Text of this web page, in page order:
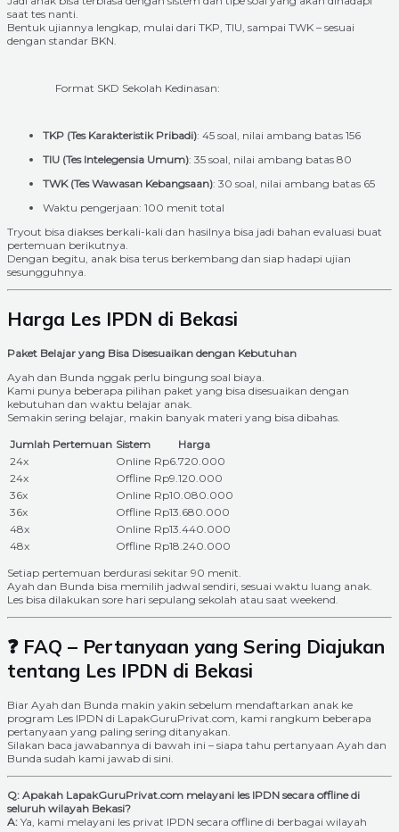
saat tes nanti.
Bentuk ujiannya lengkap, mulai dari TKP, TIU, sampai TWK – sesuai
dengan standar BKN.
Format SKD Sekolah Kedinasan:
TKP (Tes Karakteristik Pribadi): 45 soal, nilai ambang batas 156
TIU (Tes Intelegensia Umum): 35 soal, nilai ambang batas 80
TWK (Tes Wawasan Kebangsaan): 30 soal, nilai ambang batas 65
Waktu pengerjaan: 100 menit total
Tryout bisa diakses berkali-kali dan hasilnya bisa jadi bahan evaluasi buat
pertemuan berikutnya.
Dengan begitu, anak bisa terus berkembang dan siap hadapi ujian
sesungguhnya.
Harga Les IPDN di Bekasi
Paket Belajar yang Bisa Disesuaikan dengan Kebutuhan
Ayah dan Bunda nggak perlu bingung soal biaya.
Kami punya beberapa pilihan paket yang bisa disesuaikan dengan
kebutuhan dan waktu belajar anak.
Semakin sering belajar, makin banyak materi yang bisa dibahas.
Jumlah Pertemuan Sistem
Harga
24x
Online Rp6.720.000
24x
Offline Rp9.120.000
36x
Online Rp10.080.000
36x
Offline Rp13.680.000
48x
Online Rp13.440.000
48x
Offline Rp18.240.000
Setiap pertemuan berdurasi sekitar 90 menit.
Ayah dan Bunda bisa memilih jadwal sendiri, sesuai waktu luang anak.
Les bisa dilakukan sore hari sepulang sekolah atau saat weekend.
❓ FAQ – Pertanyaan yang Sering Diajukan
tentang Les IPDN di Bekasi
Biar Ayah dan Bunda makin yakin sebelum mendaftarkan anak ke
program Les IPDN di LapakGuruPrivat.com, kami rangkum beberapa
pertanyaan yang paling sering ditanyakan.
Silakan baca jawabannya di bawah ini – siapa tahu pertanyaan Ayah dan
Bunda sudah kami jawab di sini.
Q: Apakah LapakGuruPrivat.com melayani les IPDN secara offline di
seluruh wilayah Bekasi?
A: Ya, kami melayani les privat IPDN secara offline di berbagai wilayah